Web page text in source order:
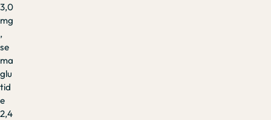
3,0
mg
,
se
ma
glu
tid
e
2,4